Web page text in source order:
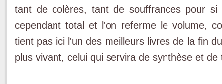
tant de colères, tant de souffrances pour
cependant total et l'on referme le volume,
tient pas ici l'un des meilleurs livres de la fin
plus vivant, celui qui servira de synthèse et de